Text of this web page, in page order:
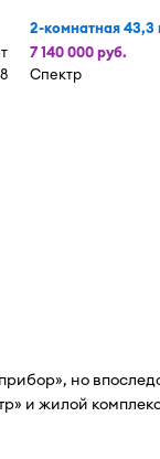
2-комнатная 43,3
7 140 000 руб.
Спектр
но
и жилой